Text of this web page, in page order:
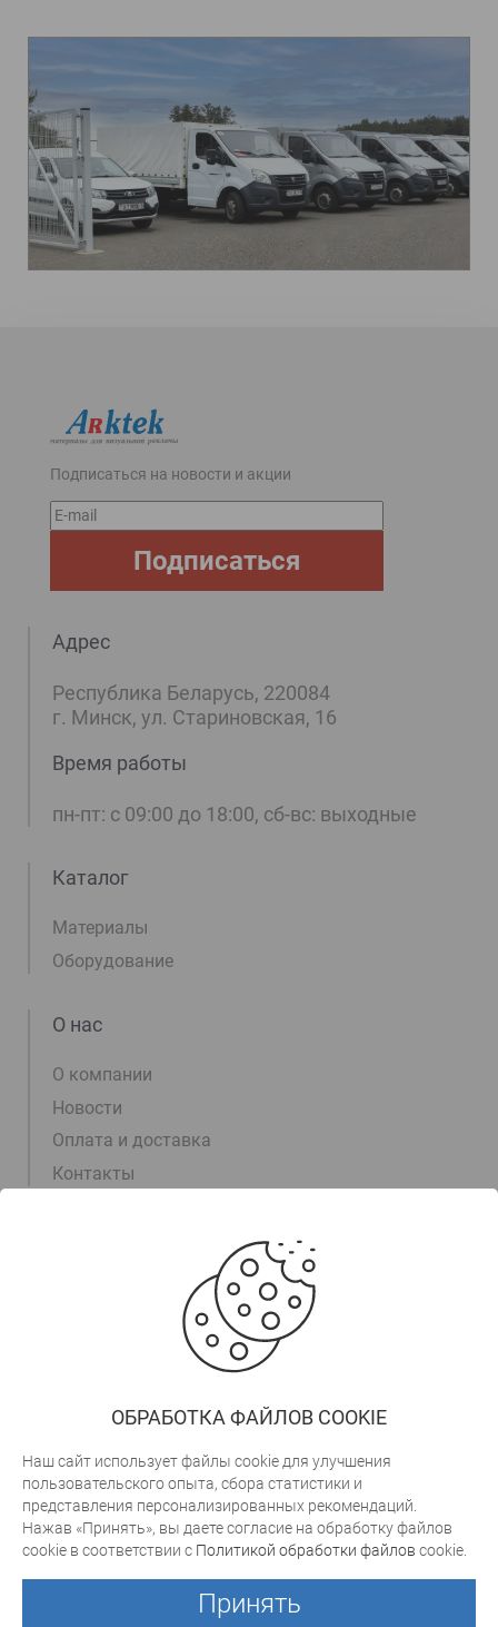
Подписаться на новости и акции
E-
mail
Подписаться
Адрес
Республика Беларусь, 220084
г. Минск, ул. Стариновская, 16
Время работы
пн-пт: с 09:00 до 18:00, сб-вс: выходные
Каталог
Материалы
Оборудование
О нас
О компании
Новости
Оплата и доставка
Контакты
+375 (17) 311-00-15
+375 (29) 105-55-55
+375 (29) 700-30-03
Заказать звонок
Юридический адрес: 223051, Минская обл., Минский район,
а/г Колодищи, ул. в/г Колодищи, д.226 к.59
УНН 600292172
Разработка сайта cweb.by
ОБРАБОТКА ФАЙЛОВ COOKIE
Наш сайт использует файлы cookie для улучшения
пользовательского опыта, сбора статистики и
представления персонализированных рекомендаций.
Нажав «Принять», вы даете согласие на обработку файлов
cookie в соответствии с Политикой обработки файлов cookie.
Принять
с